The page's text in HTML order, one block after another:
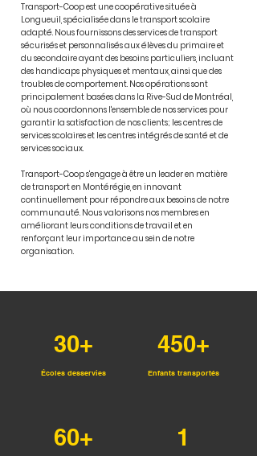
Transport-Coop est une coopérative située à
Longueuil, spécialisée dans le transport scolaire
adapté. Nous fournissons des services de transport
sécurisés et personnalisés aux élèves du primaire et
du secondaire ayant des besoins particuliers, incluant
des handicaps physiques et mentaux, ainsi que des
troubles de comportement. Nos opérations sont
principalement basées dans la Rive-Sud de Montréal,
où nous coordonnons l'ensemble de nos services pour
garantir la satisfaction de nos clients; les centres de
services scolaires et les centres intégrés de santé et de
services sociaux.
Transport-Coop s'engage à être un leader en matière
de transport en Montérégie, en innovant
continuellement pour répondre aux besoins de notre
communauté. Nous valorisons nos membres en
améliorant leurs conditions de travail et en
renforçant leur importance au sein de notre
organisation.
30+
Écoles desservies
450+
Enfants transportés
60+ 1